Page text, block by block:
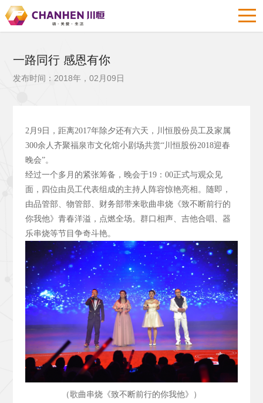
一路同行 感恩有你
发布时间：2018年，02月09日
2月9日，距离2017年除夕还有六天，川恒股份员工及家属
300余人齐聚福泉市文化馆小剧场共赏“川恒股份2018迎春
晚会”。
经过一个多月的紧张筹备，晚会于19：00正式与观众见
面，四位由员工代表组成的主持人阵容惊艳亮相。随即，
由品管部、物管部、财务部带来歌曲串烧《致不断前行的
你我他》青春洋溢，点燃全场。群口相声、吉他合唱、器
乐串烧等节目争奇斗艳。
（歌曲串烧《致不断前行的你我他》）